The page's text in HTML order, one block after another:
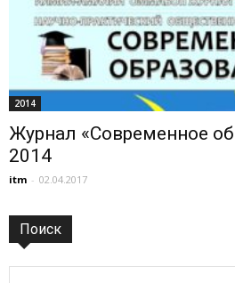
2014
Журнал «Современное
2014
itm - 02.04.2017
Поиск